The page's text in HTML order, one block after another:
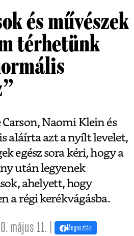
és művészek
térhetünk
Naomi Klein és
aláírta azt a nyílt levelet,
egész sora kéri, hogy a
után legyenek
ahelyett, hogy
a régi kerékvágásba.
május 11. | Megosztás